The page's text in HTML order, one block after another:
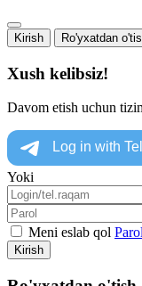
Kirish Ro'yxatdan
Xush kelibsiz!
Davom etish uchun
Yoki
Meni eslab qol
Kirish